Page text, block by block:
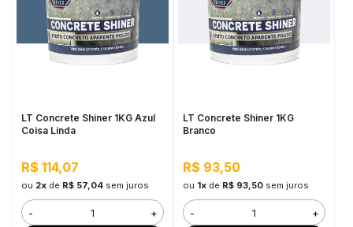
LT Concrete Shiner 1KG Azul
Coisa Linda
R$ 114,07
ou 2xde R$ 57,04 sem juros
- +
LT Concrete Shiner 1KG
Branco
R$ 93,50
ou 1xde R$ 93,50 sem juros
- +